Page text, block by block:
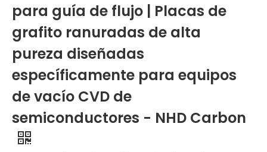
para guía de flujo | Placas de
grafito ranuradas de alta
pureza diseñadas
específicamente para equipos
de vacío CVD de
semiconductores - NHD Carbon